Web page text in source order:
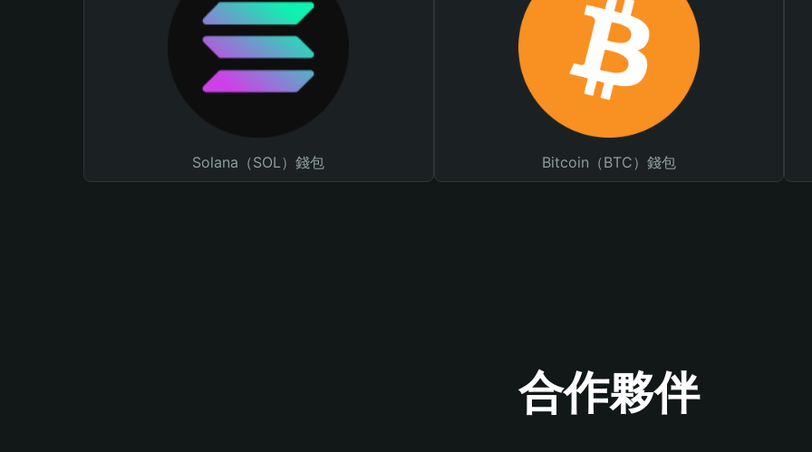
Solana（SOL）錢包 Bitcoin（BTC）錢包
合作夥伴